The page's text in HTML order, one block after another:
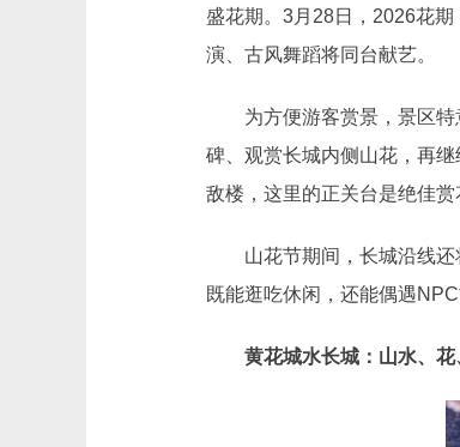
盛花期。3月28日，2026花
演、古风舞蹈将同台献艺。
为方便游客赏景，景区特
碑、观赏长城内侧山花，再
敌楼，这里的正关台是绝佳赏
山花节期间，长城沿线还
既能逛吃休闲，还能偶遇
黄花城水长城：山水、